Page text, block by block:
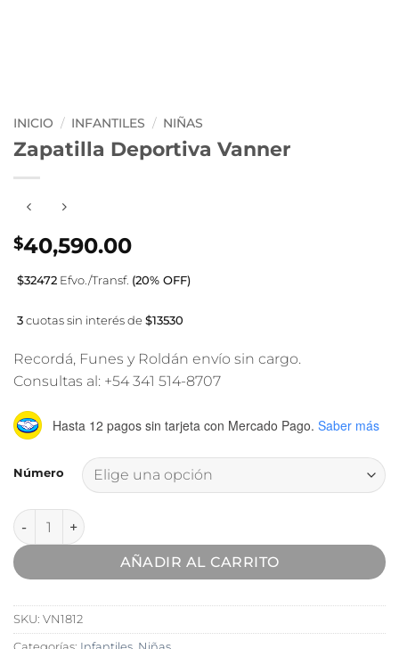
INICIO / INFANTILES / NIÑAS
Zapatilla Deportiva Vanner
$40,590.00
$32472 Efvo./Transf. (20% OFF)
3cuotas sin interés de $13530
Recordá, Funes y Roldán envío sin cargo.
Consultas al: +54 341 514-8707
Hasta 12 pagos sin tarjeta con Mercado Pago. Saber más
Número
Zapatilla Deportiva Vanner cantidad
AÑADIR AL CARRITO
SKU: VN1812